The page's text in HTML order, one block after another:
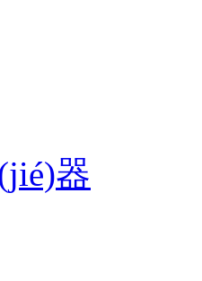
器